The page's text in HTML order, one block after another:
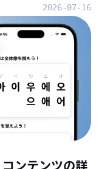
2026-07-16
コンテンツの詳